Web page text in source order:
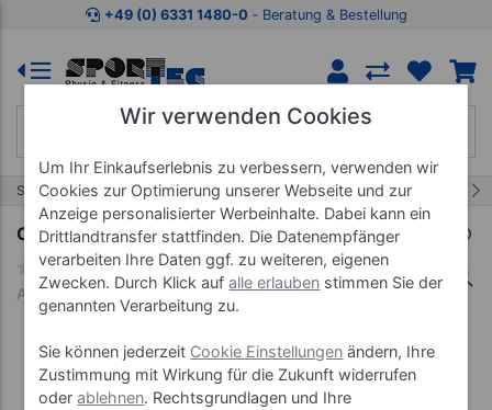
Zum Kaufbereich springen Zur Produktbeschreibung
+49 (0) 6331 1480-0 ‐ Beratung & Bestellung
Start Bälle Hüpftiere und -bälle
Cavallo Rody Max
Art-Nr. 02023--19
Wir verwenden Cookies
Um Ihr Einkaufserlebnis zu verbessern, verwenden wir
Cookies zur Optimierung unserer Webseite und zur
Anzeige personalisierter Werbeinhalte. Dabei kann ein
Drittlandtransfer stattfinden. Die Datenempfänger
verarbeiten Ihre Daten ggf. zu weiteren, eigenen
Zwecken. Durch Klick aufalle erlauben stimmen Sie der
genannten Verarbeitung zu.
Sie können jederzeit Cookie Einstellungen ändern, Ihre
Zustimmung mit Wirkung für die Zukunft widerrufen
oderablehnen. Rechtsgrundlagen und Ihre